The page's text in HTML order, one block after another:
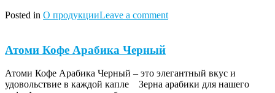
Posted in О продукцииLeave a comment
Атоми Кофе Арабика Черный
Атоми Кофе Арабика Черный – это элегантный вкус и
удовольствие в каждой капле Зерна арабики для нашего